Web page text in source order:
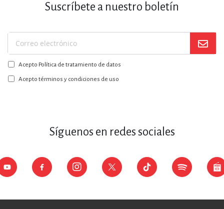
Suscríbete a nuestro boletín
Suscríbase
a
nuestro
boletín:
Acepto Política de tratamiento de datos
Acepto términos y condiciones de uso
Síguenos en redes sociales